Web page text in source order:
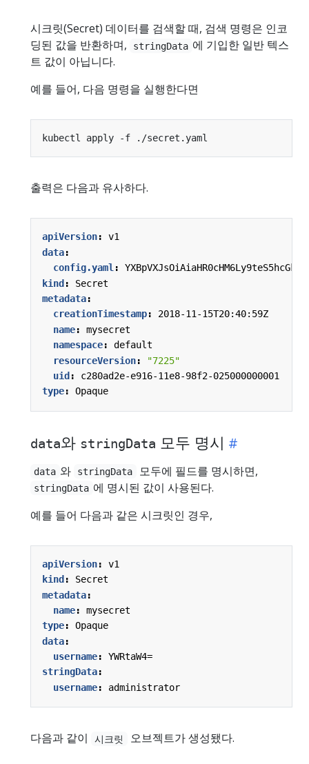
시크릿(Secret) 데이터를 검색할 때, 검색 명령은 인코
딩된 값을 반환하며,
stringData 에 기입한 일반 텍스
트 값이 아닙니다.
예를 들어, 다음 명령을 실행한다면
출력은 다음과 유사하다.
apiVersion:
v1
data:
config.yaml:
kind :
Secret
metadata:
creationTimestamp:
2018-11-15T20:40:59Z
name:
mysecret
namespace:
default
resourceVersion:
"7225"
uid :
c280ad2e-e916-11e8-98f2-025000000001
type: Opaque
data와 stringData 모두 명시
data 와 stringData 모두에 필드를 명시하면,
stringData 에 명시된 값이 사용된다.
예를 들어 다음과 같은 시크릿인 경우,
apiVersion:
v1
kind :
Secret
metadata:
name:
mysecret
type:
Opaque
data:
username:
YWRtaW4=
stringData:
username: administrator
다음과 같이 시크릿 오브젝트가 생성됐다.